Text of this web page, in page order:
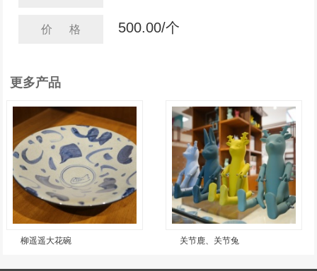
价 格 500.00/个
更多产品
柳遥遥大花碗 关节鹿、关节兔